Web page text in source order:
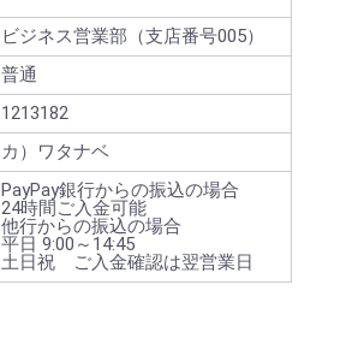
ビジネス営業部（支店番号005）
普通
1213182
カ）ワタナベ
PayPay銀行からの振込の場合
24時間ご入金可能
他行からの振込の場合
平日 9:00～14:45
土日祝 ご入金確認は翌営業日